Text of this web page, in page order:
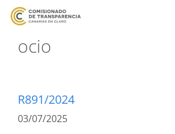
ocio
R891/2024
03/07/2025